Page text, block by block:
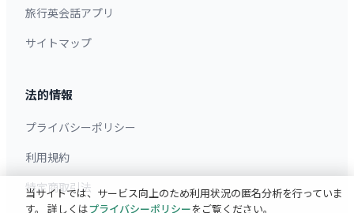
旅行英会話アプリ
サイトマップ
法的情報
プライバシーポリシー
利用規約
特定商取引法
当サイトでは、サービス向上のため利用状況の匿名分析を行っていま
す。 詳しくはプライバシーポリシーをご覧ください。